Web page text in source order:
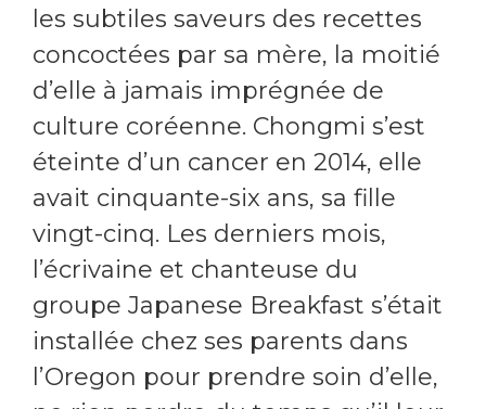
les subtiles saveurs des recettes
concoctées par sa mère, la moitié
d’elle à jamais imprégnée de
culture coréenne. Chongmi s’est
éteinte d’un cancer en 2014, elle
avait cinquante-six ans, sa fille
vingt-cinq. Les derniers mois,
l’écrivaine et chanteuse du
groupe Japanese Breakfast s’était
installée chez ses parents dans
l’Oregon pour prendre soin d’elle,